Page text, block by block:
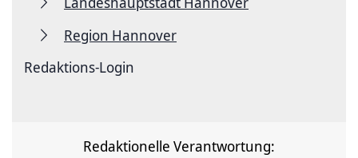
Region Hannover
Redaktions-Login
Redaktionelle Verantwortung: